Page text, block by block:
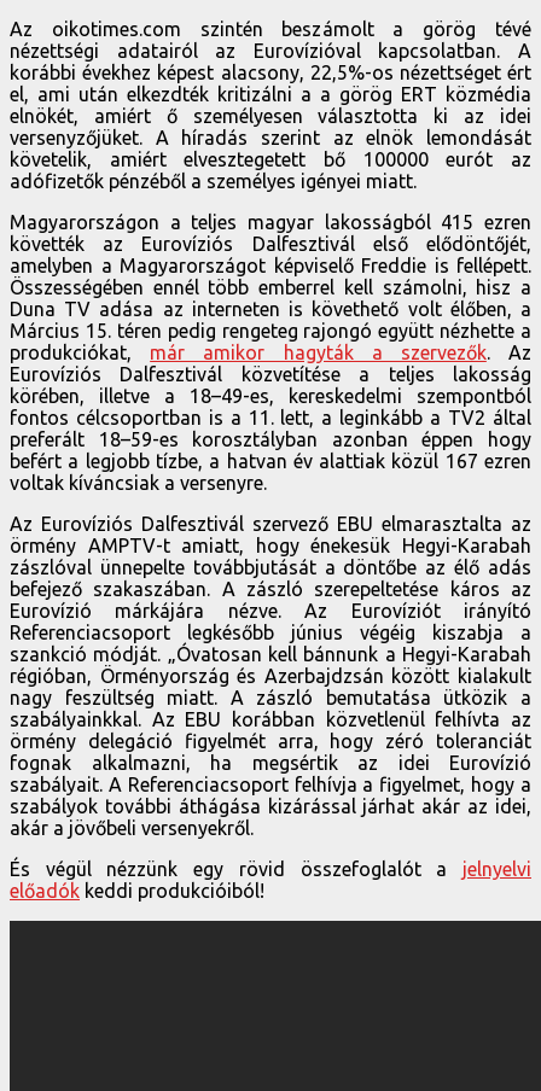
Az oikotimes.com szintén beszámolt a görög tévé
nézettségi adatairól az Eurovízióval kapcsolatban. A
korábbi évekhez képest alacsony, 22,5%-os nézettséget ért
el, ami után elkezdték kritizálni a a görög ERT közmédia
elnökét, amiért ő személyesen választotta ki az idei
versenyzőjüket. A híradás szerint az elnök lemondását
követelik, amiért elvesztegetett bő 100000 eurót az
adófizetők pénzéből a személyes igényei miatt.
Magyarországon a teljes magyar lakosságból 415 ezren
követték az Eurovíziós Dalfesztivál első elődöntőjét,
amelyben a Magyarországot képviselő Freddie is fellépett.
Összességében ennél több emberrel kell számolni, hisz a
Duna TV adása az interneten is követhető volt élőben, a
Március 15. téren pedig rengeteg rajongó együtt nézhette a
produkciókat, már amikor hagyták a szervezők. Az
Eurovíziós Dalfesztivál közvetítése a teljes lakosság
körében, illetve a 18–49-es, kereskedelmi szempontból
fontos célcsoportban is a 11. lett, a leginkább a TV2 által
preferált 18–59-es korosztályban azonban éppen hogy
befért a legjobb tízbe, a hatvan év alattiak közül 167 ezren
voltak kíváncsiak a versenyre.
Az Eurovíziós Dalfesztivál szervező EBU elmarasztalta az
örmény AMPTV-t amiatt, hogy énekesük Hegyi-Karabah
zászlóval ünnepelte továbbjutását a döntőbe az élő adás
befejező szakaszában. A zászló szerepeltetése káros az
Eurovízió márkájára nézve. Az Eurovíziót irányító
Referenciacsoport legkésőbb június végéig kiszabja a
szankció módját. „Óvatosan kell bánnunk a Hegyi-Karabah
régióban, Örményország és Azerbajdzsán között kialakult
nagy feszültség miatt. A zászló bemutatása ütközik a
szabályainkkal. Az EBU korábban közvetlenül felhívta az
örmény delegáció figyelmét arra, hogy zéró toleranciát
fognak alkalmazni, ha megsértik az idei Eurovízió
szabályait. A Referenciacsoport felhívja a figyelmet, hogy a
szabályok további áthágása kizárással járhat akár az idei,
akár a jövőbeli versenyekről.
És végül nézzünk egy rövid összefoglalót a jelnyelvi
előadók keddi produkcióiból!